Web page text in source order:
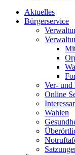
Aktuelles
Bürgerservice
Ver- und
Online
Wahlen